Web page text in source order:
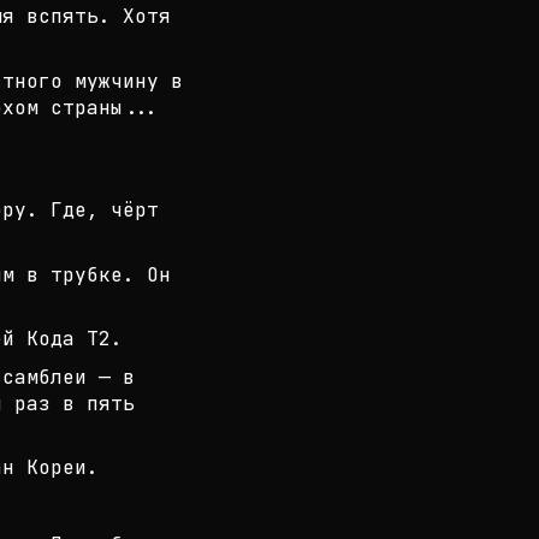
вспять. Хотя
мужчину в
страны.. .
Где, чёрт
в трубке. Он
Кода Т2.
— в
раз в пять
Кореи.